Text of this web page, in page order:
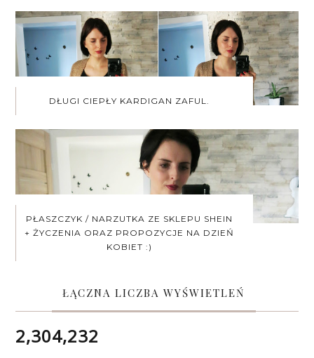
DŁUGI CIEPŁY KARDIGAN ZAFUL.
PŁASZCZYK / NARZUTKA ZE SKLEPU SHEIN
+ ŻYCZENIA ORAZ PROPOZYCJE NA DZIEŃ
KOBIET :)
ŁĄCZNA LICZBA WYŚWIETLEŃ
2,304,232